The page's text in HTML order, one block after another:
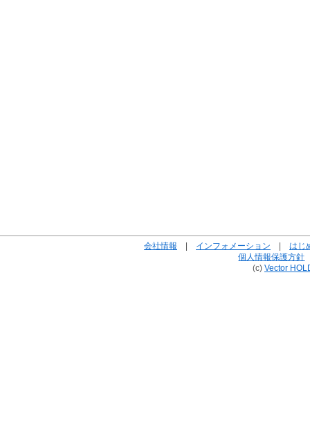
会社情報 | インフォメーション | はじ
個人情報保護方針
(c) Vector